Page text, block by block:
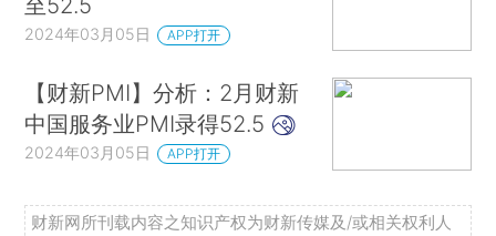
2024年03月05日 APP打开
【财新PMI】分析：2月财新
中国服务业PMI录得52.5
2024年03月05日 APP打开
财新网所刊载内容之知识产权为财新传媒及/或相关权利人